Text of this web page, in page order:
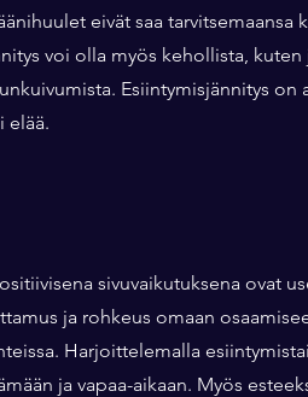
eivät saa tarvitsemaansa
voi olla myös kehollista, kuten
Esiintymisjännitys on
elää.
sivuvaikutuksena ovat
ja rohkeus omaan
Harjoittelemalla
ja vapaa-aikaan. Myös